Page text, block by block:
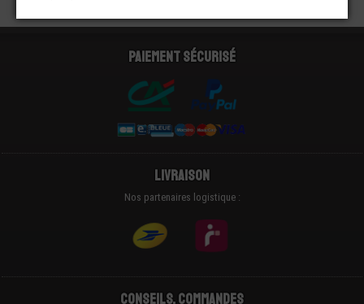
Paiement sécurisé
Livraison
Nos partenaires logistique :
Conseils, Commandes